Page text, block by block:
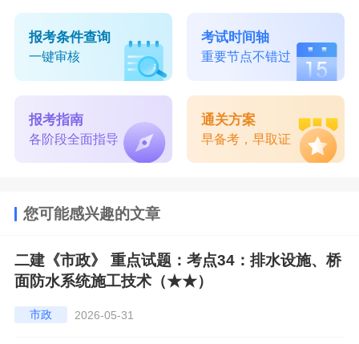
报考条件查询
一键审核
考试时间轴
重要节点不错过
报考指南
各阶段全面指导
通关方案
早备考，早取证
您可能感兴趣的文章
二建《市政》 重点试题：考点34：排水设施、桥
面防水系统施工技术（★★）
市政 2026-05-31